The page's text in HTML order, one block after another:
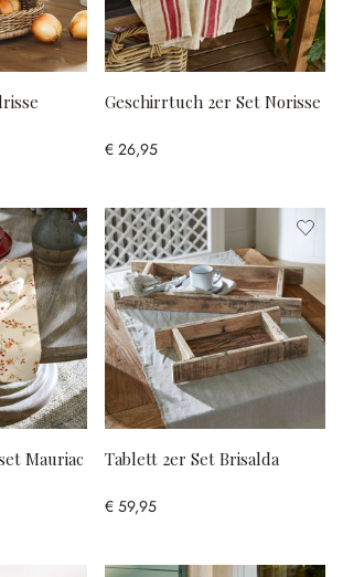
Geschirrtuch 2er Set Norisse
€ 26,95
Mauriac Tablett 2er Set Brisalda
€ 59,95